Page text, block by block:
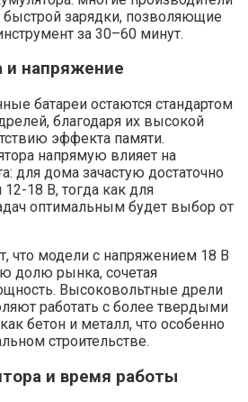
быстрой зарядки, позволяющие
за 30–60 минут.
и напряжение
батареи остаются стандартом
благодаря их высокой
эффекта памяти.
напрямую влияет на
для дома зачастую достаточно
18 В, тогда как для
оптимальным будет выбор от
что модели с напряжением 18 В
долю рынка, сочетая
Высоковольтные дрели
работать с более твердыми
бетон и металл, что особенно
строительстве.
и время работы